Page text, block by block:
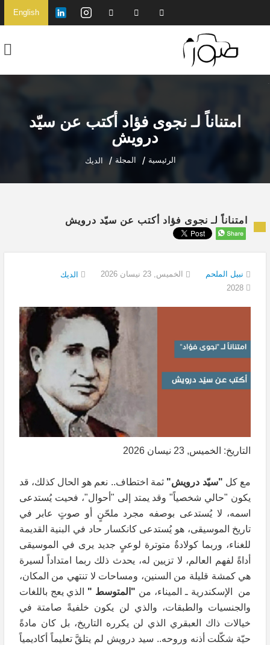
English
امتناناً لـ نجوى فؤاد أكتب عن سيّد
درويش
الرئيسية المجلة الديك
امتناناً لـ نجوى فؤاد أكتب عن سيّد درويش
نبيل الملحم الخميس, 23 نيسان 2026
الديك
التاريخ: الخميس, 23 نيسان 2026
مع كل "سيّد درويش" ثمة اختطاف.. نعم هو الحال كذلك، قد
يكون "حالي شخصياً" وقد يمتد إلى "أحوال"، فحيت يُستدعى
اسمه، لا يُستدعى بوصفه مجرد ملحّنٍ أو صوتٍ عابر في
تاريخ الموسيقى، هو يُستدعى كانكسار حاد في البنية القديمة
للغناء، وربما كولادةٌ متوترة لوعيٍ جديد يرى في الموسيقى
أداةً لفهم العالم، لا تزيين له، يحدث ذلك ربما امتداداً لسيرة
هي كمشة قليلة من السنين، ومساحات لا تنتهي من المكان،
من الإسكندرية ـ الميناء، من "المتوسط " الذي يعج باللغات
والجنسيات والطبقات، والذي لن يكون خلفيةً صامتة في
خيالات ذاك العبقري الذي لن يكرره التاريخ، بل كان مادةً
حيّة شكّلت أذنه وروحه.. سيد درويش لم يتلقَّ تعليماً أكاديمياً